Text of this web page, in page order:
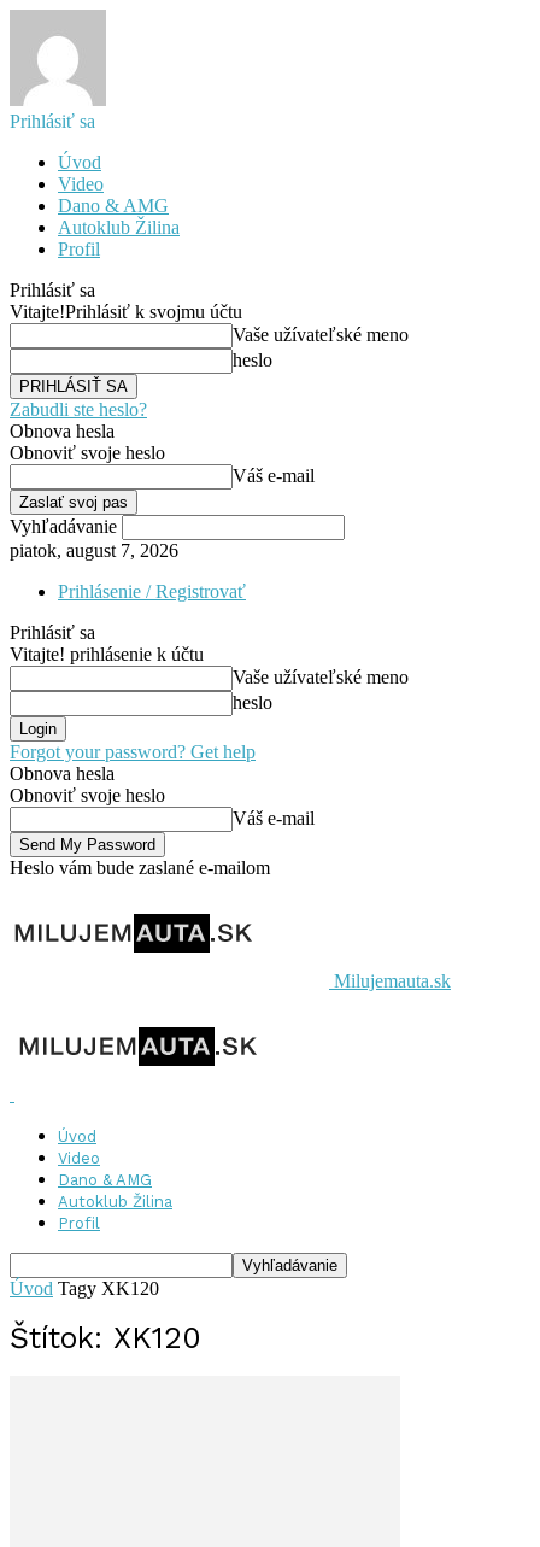
Prihlásiť sa
Úvod
Video
Dano & AMG
Autoklub Žilina
Profil
Prihlásiť sa
Vitajte!Prihlásiť k svojmu účtu
Vaše užívateľské meno
heslo
Zabudli ste heslo?
Obnova hesla
Obnoviť svoje heslo
Váš e-mail
Vyhľadávanie
piatok, august 7, 2026
Prihlásenie / Registrovať
Prihlásiť sa
Vitajte! prihlásenie k účtu
Vaše užívateľské meno
heslo
Forgot your password? Get help
Obnova hesla
Obnoviť svoje heslo
Váš e-mail
Heslo vám bude zaslané e-mailom
Milujemauta.sk
Úvod
Video
Dano & AMG
Autoklub Žilina
Profil
Úvod Tagy XK120
Štítok: XK120